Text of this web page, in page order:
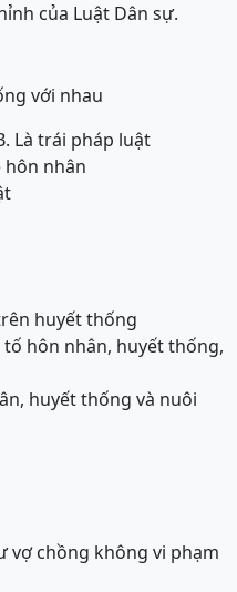
của Luật Dân sự.
với nhau
Là trái pháp luật
hôn nhân
huyết thống
hôn nhân, huyết thống,
huyết thống và nuôi
vợ chồng không vi phạm